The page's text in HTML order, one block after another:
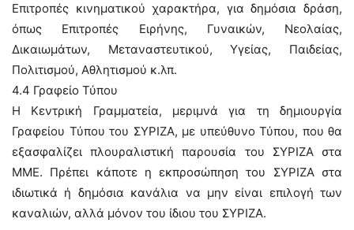
Επιτροπές κινηματικού χαρακτήρα, για δημόσια δράση,
όπως Επιτροπές Ειρήνης, Γυναικών, Νεολαίας,
Δικαιωμάτων, Μεταναστευτικού, Υγείας, Παιδείας,
Πολιτισμού, Αθλητισμού κ.λπ.
4.4 Γραφείο Τύπου
Η Κεντρική Γραμματεία, μεριμνά για τη δημιουργία
Γραφείου Τύπου του ΣΥΡΙΖΑ, με υπεύθυνο Τύπου, που θα
εξασφαλίζει πλουραλιστική παρουσία του ΣΥΡΙΖΑ στα
ΜΜΕ. Πρέπει κάποτε η εκπροσώπηση του ΣΥΡΙΖΑ στα
ιδιωτικά ή δημόσια κανάλια να μην είναι επιλογή των
καναλιών, αλλά μόνον του ίδιου του ΣΥΡΙΖΑ.